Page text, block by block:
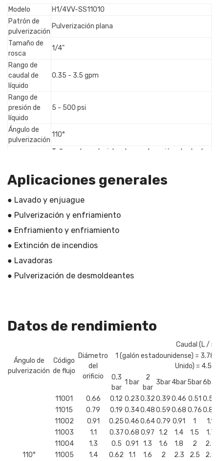
Modelo
H1/4VV-SS11010
Patrón de
pulverización
Pulverización plana
Tamaño de
rosca
1/4"
Rango de
caudal de
líquido
0.35 - 3.5 gpm
Rango de
presión de
líquido
5 - 500 psi
Ángulo de
pulverización
110°
Talleres de materiales de construcción, planta de
minorista, obras de construcción, energía y
Plazo de
entrega
Pago
Western Union, PayPal, T / T, Visa, Nuestra cuenta
bancaria, pago en línea
Aplicaciones generales
● Lavado y enjuague
● Pulverización y enfriamiento
● Enfriamiento y enfriamiento
● Extinción de incendios
● Lavadoras
● Pulverización de desmoldeantes
Datos de rendimiento
Ángulo de
pulverización
Código
de flujo
Diámetro
del
orificio
Caudal (L /
1 (galón estadounidense) =
Unido) =
0,3
bar
1 bar
2
bar
3bar4bar5bar6bar
110°
11001 0.66 0.12 0.230.320.390.46 0.51 0.56
11015
0.79 0.19 0.340.480.590.68 0.760.84
11002
0.91 0.250.460.640.79 0.91 1
1.1
11003
1.1 0.370.68 0.97 1.2 1.4 1.5
1.7
11004
1.3 0.5 0.91 1.3 1.6 1.8 2
2.2
11005
1.4 0.62 1.1 1.6 2 2.3 2.5 2.8